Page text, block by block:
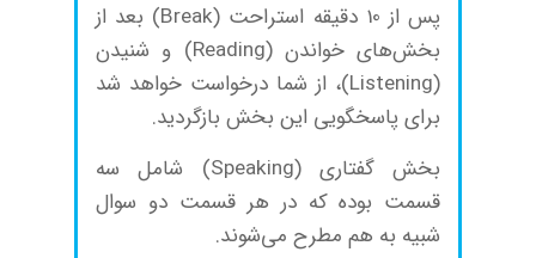
پس از 10 دقیقه استراحت (Break) بعد از
بخش‌های خواندن (Reading) و شنیدن
(Listening)، از شما درخواست خواهد شد
برای پاسخگویی این بخش بازگردید.
بخش گفتاری (Speaking) شامل سه
قسمت بوده که در هر قسمت دو سوال
شبیه به هم مطرح می‌شوند.